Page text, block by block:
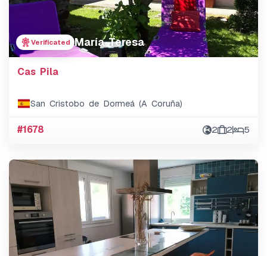
Verificated María Teresa
Cas Pila
San Cristobo de Dormeá (A Coruña)
#1678 2 2 5